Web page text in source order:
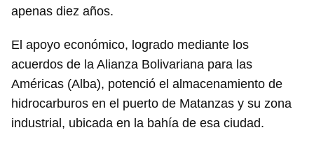
apenas diez años.
El apoyo económico, logrado mediante los
acuerdos de la Alianza Bolivariana para las
Américas (Alba), potenció el almacenamiento de
hidrocarburos en el puerto de Matanzas y su zona
industrial, ubicada en la bahía de esa ciudad.